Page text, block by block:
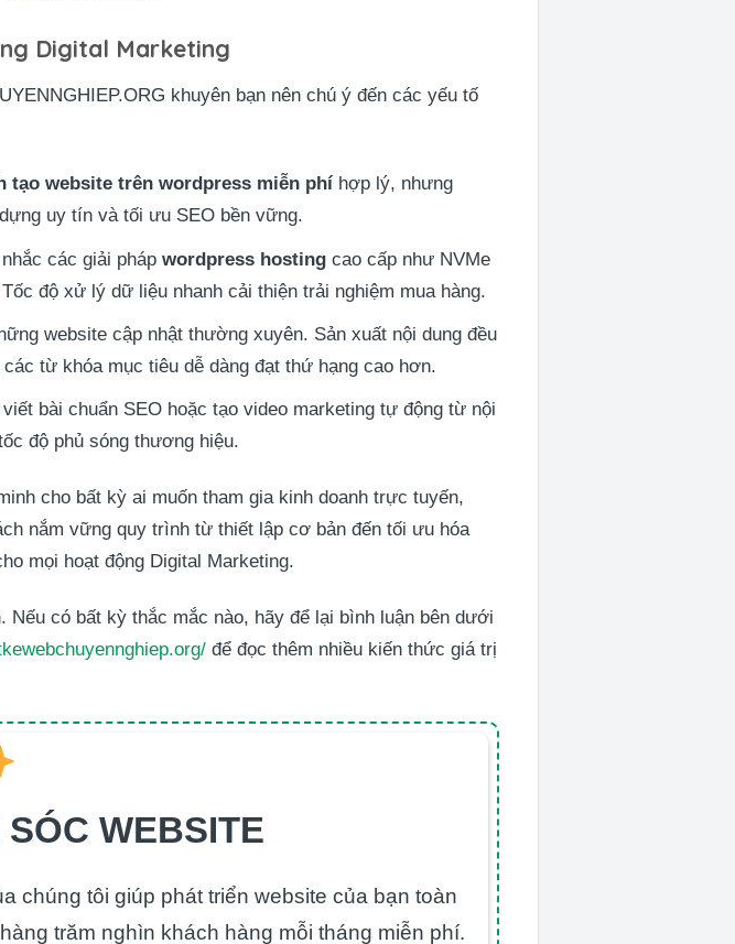
Digital Marketing
khuyên bạn nên chú ý đến các yếu tố
tạo website trên wordpress miễn phí hợp lý, nhưng
uy tín và tối ưu SEO bền vững.
các giải phápwordpress hosting cao cấp như NVMe
độ xử lý dữ liệu nhanh cải thiện trải nghiệm mua hàng.
website cập nhật thường xuyên. Sản xuất nội dung đều
từ khóa mục tiêu dễ dàng đạt thứ hạng cao hơn.
bài chuẩn SEO hoặc tạo video marketing tự động từ nội
độ phủ sóng thương hiệu.
cho bất kỳ ai muốn tham gia kinh doanh trực tuyến,
nắm vững quy trình từ thiết lập cơ bản đến tối ưu hóa
mọi hoạt động Digital Marketing.
có bất kỳ thắc mắc nào, hãy để lại bình luận bên dưới
để đọc thêm nhiều kiến thức giá trị
WEBSITE
chúng tôi giúp phát triển website của bạn toàn
trăm nghìn khách hàng mỗi tháng miễn phí.